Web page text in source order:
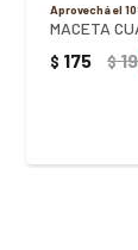
Aprovechá el
MACETA
$ 175 $